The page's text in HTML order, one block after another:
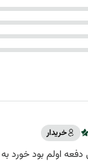
خریدار
اولم بود خورد